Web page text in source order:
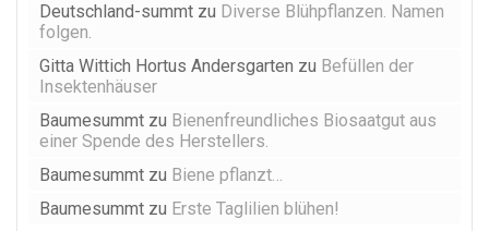
Deutschland-summt zu Diverse Blühpflanzen. Namen
folgen.
Gitta Wittich Hortus Andersgarten zu Befüllen der
Insektenhäuser
Baumesummt zu Bienenfreundliches Biosaatgut aus
einer Spende des Herstellers.
Baumesummt zu Biene pflanzt…
Baumesummt zu Erste Taglilien blühen!